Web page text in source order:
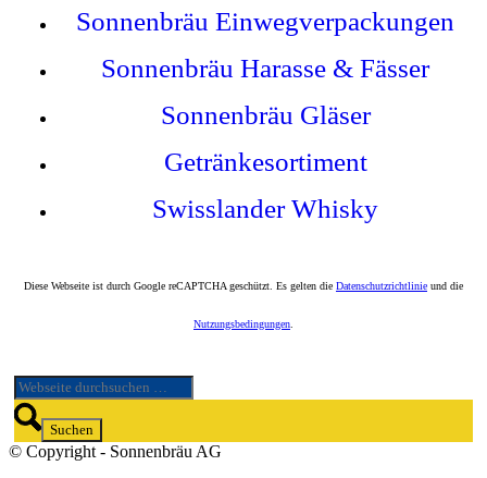
Sonnenbräu Einwegverpackungen
Sonnenbräu Harasse & Fässer
Sonnenbräu Gläser
Getränkesortiment
Swisslander Whisky
Diese Webseite ist durch Google reCAPTCHA geschützt. Es gelten die Datenschutzrichtlinie und die
Nutzungsbedingungen
© Copyright - Sonnenbräu AG